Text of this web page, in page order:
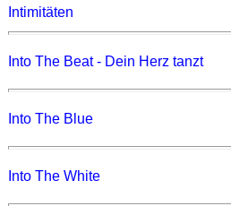
Intimitäten
Into The Beat - Dein Herz tanzt
Into The Blue
Into The White